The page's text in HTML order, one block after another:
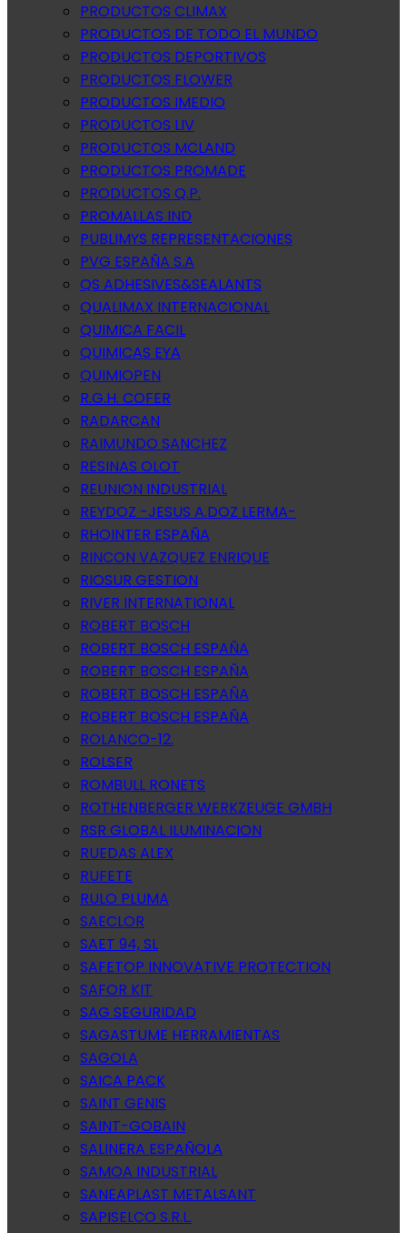
PRODUCTOS CLIMAX
PRODUCTOS DE TODO EL MUNDO
PRODUCTOS DEPORTIVOS
PRODUCTOS FLOWER
PRODUCTOS IMEDIO
PRODUCTOS LIV
PRODUCTOS MCLAND
PRODUCTOS PROMADE
PRODUCTOS Q.P.
PROMALLAS IND
PUBLIMYS REPRESENTACIONES
PVG ESPAÑA S.A
QS ADHESIVES&SEALANTS
QUALIMAX INTERNACIONAL
QUIMICA FACIL
QUIMICAS EYA
QUIMIOPEN
R.G.H. COFER
RADARCAN
RAIMUNDO SANCHEZ
RESINAS OLOT
REUNION INDUSTRIAL
REYDOZ -JESUS A.DOZ LERMA-
RHOINTER ESPAÑA
RINCON VAZQUEZ ENRIQUE
RIOSUR GESTION
RIVER INTERNATIONAL
ROBERT BOSCH
ROBERT BOSCH ESPAÑA
ROBERT BOSCH ESPAÑA
ROBERT BOSCH ESPAÑA
ROBERT BOSCH ESPAÑA
ROLANCO-12.
ROLSER
ROMBULL RONETS
ROTHENBERGER WERKZEUGE GMBH
RSR GLOBAL ILUMINACION
RUEDAS ALEX
RUFETE
RULO PLUMA
SAECLOR
SAET 94, SL
SAFETOP INNOVATIVE PROTECTION
SAFOR KIT
SAG SEGURIDAD
SAGASTUME HERRAMIENTAS
SAGOLA
SAICA PACK
SAINT GENIS
SAINT-GOBAIN
SALINERA ESPAÑOLA
SAMOA INDUSTRIAL
SANEAPLAST METALSANT
SAPISELCO S.R.L.